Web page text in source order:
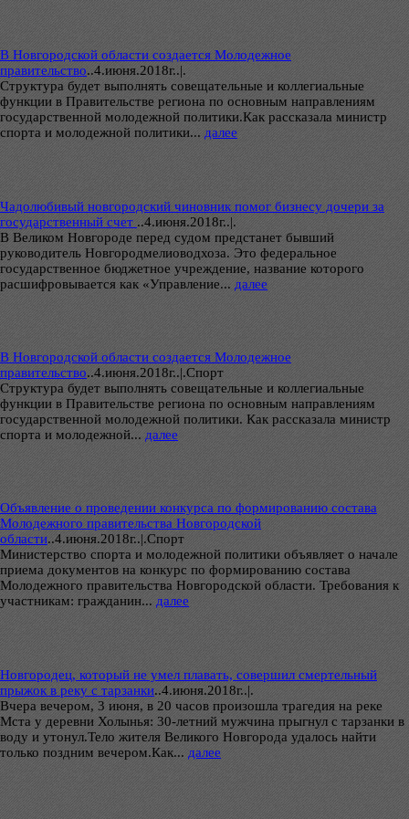
В Новгородской области создается Молодежное
правительство..4.июня.2018г..|.
Структура будет выполнять совещательные и коллегиальные
функции в Правительстве региона по основным направлениям
государственной молодежной политики.Как рассказала министр
спорта и молодежной политики... далее
Чадолюбивый новгородский чиновник помог бизнесу дочери за
государственный счет ..4.июня.2018г..|.
В Великом Новгороде перед судом предстанет бывший
руководитель Новгородмелиоводхоза. Это федеральное
государственное бюджетное учреждение, название которого
расшифровывается как «Управление... далее
В Новгородской области создается Молодежное
правительство..4.июня.2018г..|.Спорт
Структура будет выполнять совещательные и коллегиальные
функции в Правительстве региона по основным направлениям
государственной молодежной политики. Как рассказала министр
спорта и молодежной... далее
Объявление о проведении конкурса по формированию состава
Молодежного правительства Новгородской
области..4.июня.2018г..|.Спорт
Министерство спорта и молодежной политики объявляет о начале
приема документов на конкурс по формированию состава
Молодежного правительства Новгородской области. Требования к
участникам: гражданин... далее
Новгородец, который не умел плавать, совершил смертельный
прыжок в реку с тарзанки..4.июня.2018г..|.
Вчера вечером, 3 июня, в 20 часов произошла трагедия на реке
Мста у деревни Холынья: 30-летний мужчина прыгнул с тарзанки в
воду и утонул.Тело жителя Великого Новгорода удалось найти
только поздним вечером.Как... далее